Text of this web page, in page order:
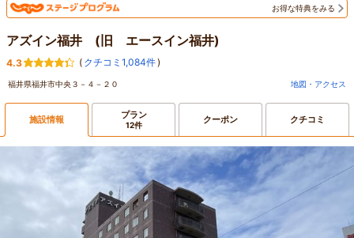
お得な特典をみる
アズイン福井 (旧 エースイン福井)
4.3 ( クチコミ1,084件)
福井県福井市中央３－４－２０ 地図・アクセス
施設情報 プラン
12件 クーポン クチコミ